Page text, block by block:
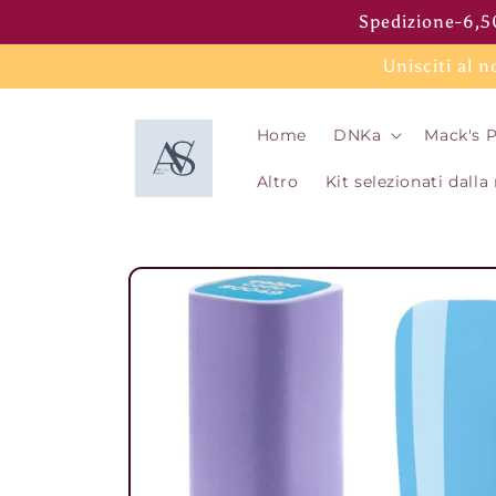
ai contenuti
Spedizione-
Unisciti al
Home DNKa Mack's
Altro Kit selezionati dalla
Passa alle
informazioni